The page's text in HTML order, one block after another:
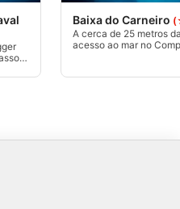
Baixa do Carneiro
A cerca de 25 metros
acesso ao mar no
18 metros. Tillåter en